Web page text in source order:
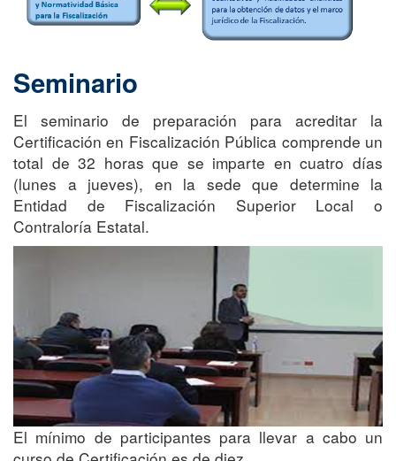
Seminario
El seminario de preparación para acreditar la
Certificación en Fiscalización Pública comprende un
total de 32 horas que se imparte en cuatro días
(lunes a jueves), en la sede que determine la
Entidad de Fiscalización Superior Local o
Contraloría Estatal.
El mínimo de participantes para llevar a cabo un